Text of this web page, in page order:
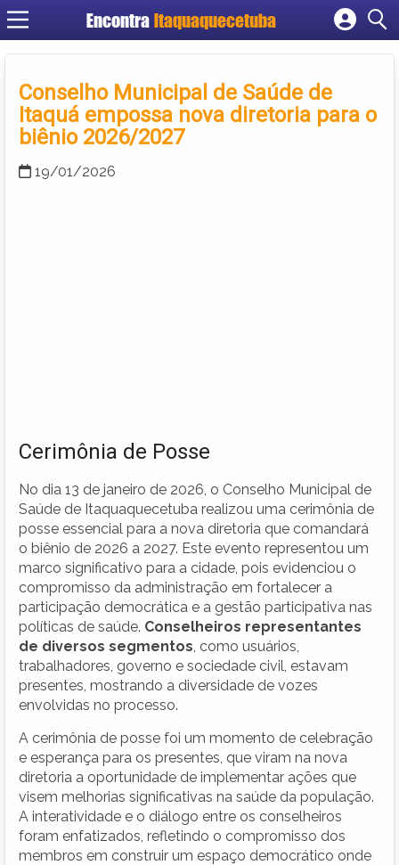
Encontra Itaquaquecetuba
Cadastrar empresa
Criar conta
Conselho Municipal de Saúde de
Itaquá empossa nova diretoria para o
biênio 2026/2027
19/01/2026
Cerimônia de Posse
No dia 13 de janeiro de 2026, o Conselho Municipal de
Saúde de Itaquaquecetuba realizou uma cerimônia de
posse essencial para a nova diretoria que comandará
o biênio de 2026 a 2027. Este evento representou um
marco significativo para a cidade, pois evidenciou o
compromisso da administração em fortalecer a
participação democrática e a gestão participativa nas
políticas de saúde. Conselheiros representantes
de diversos segmentos , como usuários,
trabalhadores, governo e sociedade civil, estavam
presentes, mostrando a diversidade de vozes
envolvidas no processo.
A cerimônia de posse foi um momento de celebração
e esperança para os presentes, que viram na nova
diretoria a oportunidade de implementar ações que
visem melhorias significativas na saúde da população.
A interatividade e o diálogo entre os conselheiros
foram enfatizados, refletindo o compromisso dos
membros em construir um espaço democrático onde